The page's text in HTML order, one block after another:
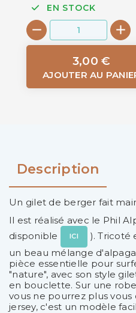
EN STOCK
3,00 €
AJOUTER AU
Description
Un gilet de berger fait
Il est réalisé avec le Phil
disponible
ICI
). Tricoté
un beau mélange
pièce essentielle pour
"nature", avec son style
en bouclette. Sur une
vous ne pourrez plus vous
jersey, c'est un modèle